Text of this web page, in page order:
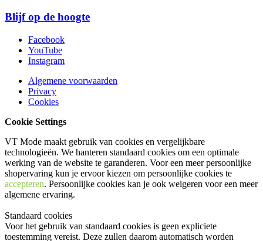
Blijf op de hoogte
Facebook
YouTube
Instagram
Algemene voorwaarden
Privacy
Cookies
Cookie Settings
VT Mode maakt gebruik van cookies en vergelijkbare
technologieën. We hanteren standaard cookies om een optimale
werking van de website te garanderen. Voor een meer persoonlijke
shopervaring kun je ervoor kiezen om persoonlijke cookies te
accepteren. Persoonlijke cookies kan je ook weigeren voor een meer
algemene ervaring.
Standaard cookies
Voor het gebruik van standaard cookies is geen expliciete
toestemming vereist. Deze zullen daarom automatisch worden